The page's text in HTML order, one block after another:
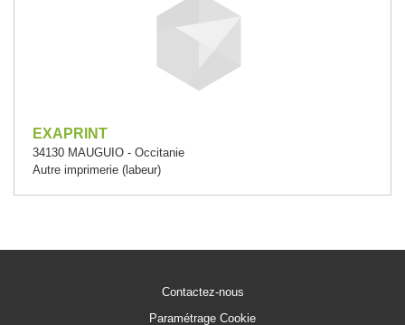
EXAPRINT
34130 MAUGUIO - Occitanie
Autre imprimerie (labeur)
Contactez-nous
Paramétrage Cookie